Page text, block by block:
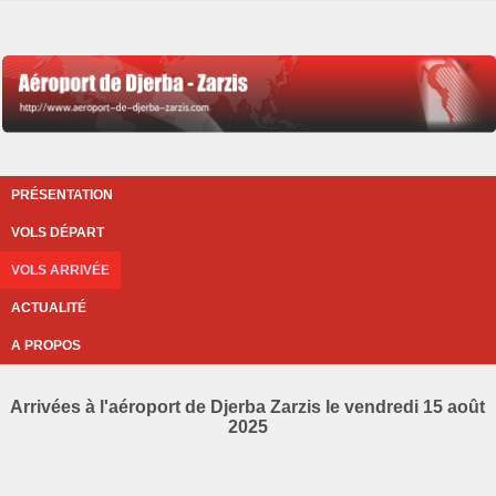
PRÉSENTATION
VOLS DÉPART
VOLS ARRIVÉE
ACTUALITÉ
A PROPOS
Arrivées à l'aéroport de Djerba Zarzis le vendredi 15 août
2025